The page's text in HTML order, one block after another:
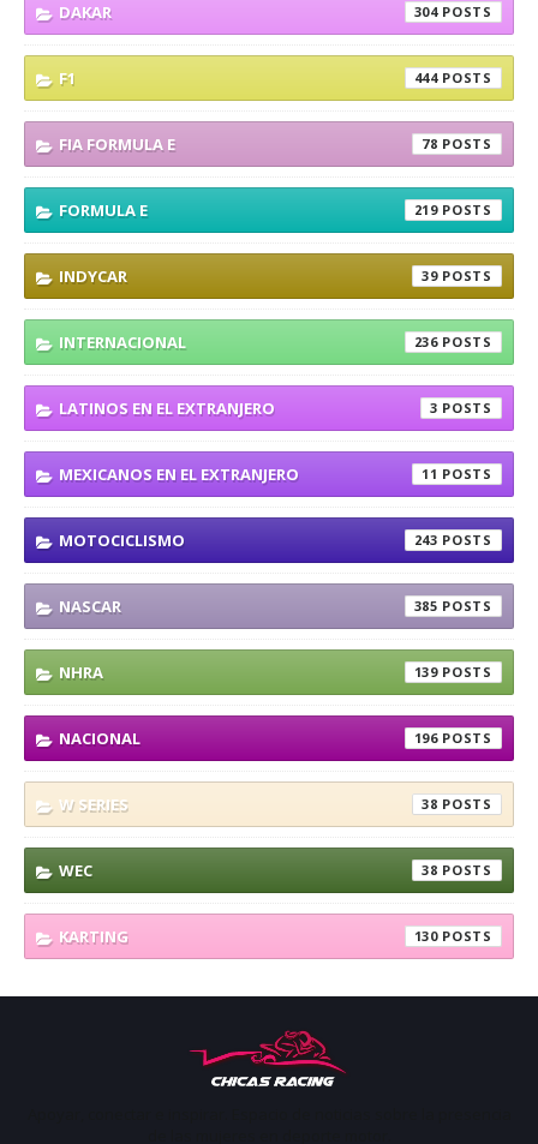
DAKAR 304
F1 444
FIA FORMULA E 78
FORMULA E 219
INDYCAR 39
INTERNACIONAL 236
LATINOS EN EL EXTRANJERO 3
MEXICANOS EN EL EXTRANJERO 11
MOTOCICLISMO 243
NASCAR 385
NHRA 139
NACIONAL 196
W SERIES 38
WEC 38
KARTING 130